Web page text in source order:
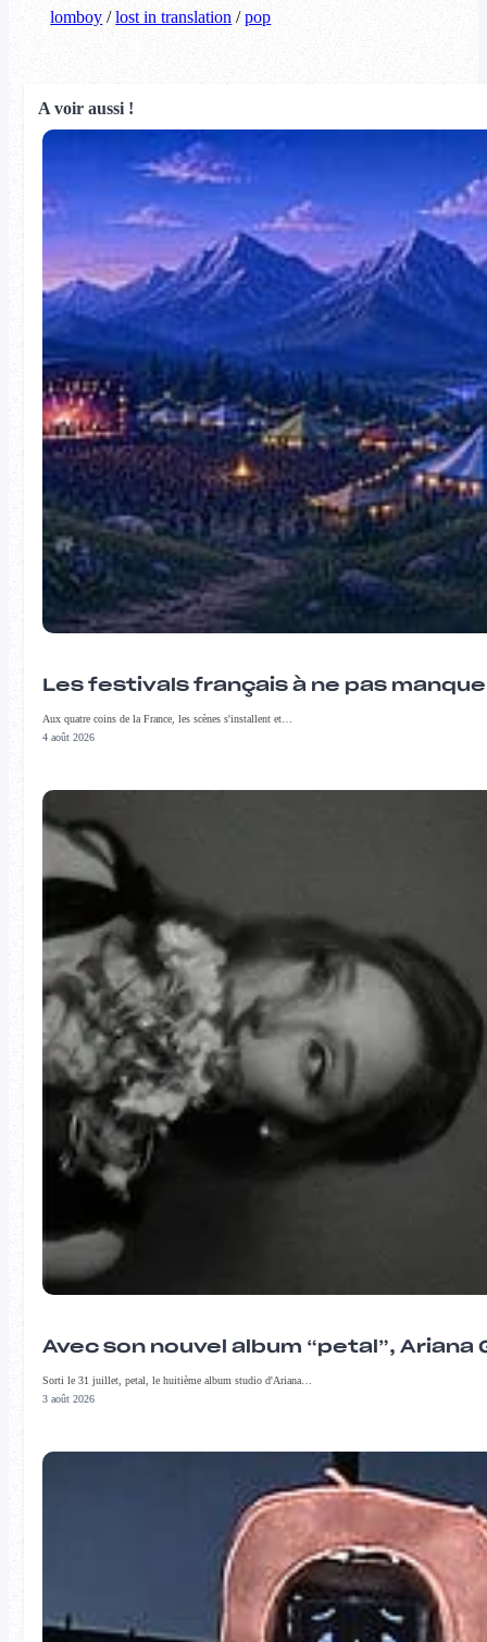
lomboy /lost in translation /pop
A voir aussi !
Les festivals français à ne pas
Aux quatre coins de la France, les scènes s'installent et…
4 août 2026
Avec son nouvel album “petal”,
Sorti le 31 juillet, petal, le huitième album studio d'Ariana…
3 août 2026